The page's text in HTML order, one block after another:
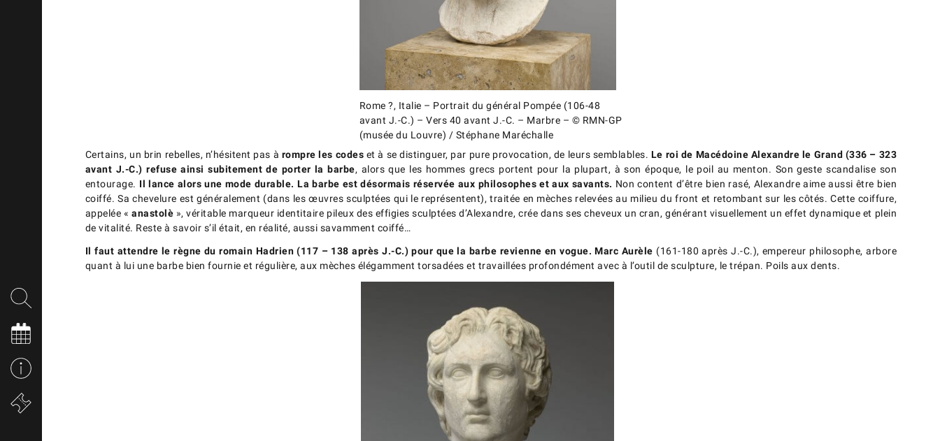
Rome ?, Italie – Portrait du général Pompée (106-48
avant J.-C.) – Vers 40 avant J.-C. – Marbre – © RMN-GP
(musée du Louvre) / Stéphane Maréchalle
Certains, un brin rebelles, n’hésitent pas à rompre les codes et à se distinguer, par pure provocation, de leurs semblables. Le roi de Macédoine Alexandre le Grand (336 – 323
avant J.-C.) refuse ainsi subitement de porter la barbe, alors que les hommes grecs portent pour la plupart, à son époque, le poil au menton. Son geste scandalise son
entourage. Il lance alors une mode durable. La barbe est désormais réservée aux philosophes et aux savants. Non content d’être bien rasé, Alexandre aime aussi être bien
coiffé. Sa chevelure est généralement (dans les œuvres sculptées qui le représentent), traitée en mèches relevées au milieu du front et retombant sur les côtés. Cette coiffure,
appelée «anastolè », véritable marqueur identitaire pileux des effigies sculptées d’Alexandre, crée dans ses cheveux un cran, générant visuellement un effet dynamique et plein
de vitalité. Reste à savoir s’il était, en réalité, aussi savamment coiffé…
Il faut attendre le règne du romain Hadrien (117 – 138 après J.-C.) pour que la barbe revienne en vogue. Marc Aurèle (161-180 après J.-C.), empereur philosophe, arbore
quant à lui une barbe bien fournie et régulière, aux mèches élégamment torsadées et travaillées profondément avec à l’outil de sculpture, le trépan. Poils aux dents.